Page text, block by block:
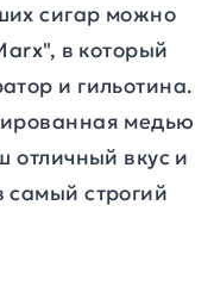
сигар можно
в который
и гильотина.
медью
отличный вкус и
строгий